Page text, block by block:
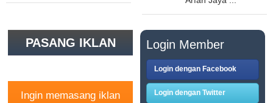
PASANG IKLAN
Ingin memasang iklan
Login Member
Login dengan Facebook
Login dengan Twitter